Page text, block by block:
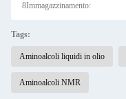
8Immagazzinamento:
Tags:
Aminoalcoli liquidi in olio
Aminoalcoli NMR